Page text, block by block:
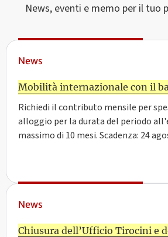
News, eventi e memo per il tuo
News
Mobilità internazionale con il
Richiedi il contributo mensile per
alloggio per la durata del periodo
massimo di 10 mesi. Scadenza: 24
News
Chiusura dell’Ufficio Tirocini e